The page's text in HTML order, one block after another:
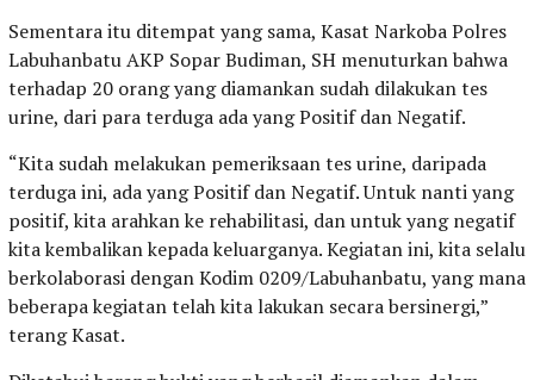
Sementara itu ditempat yang sama, Kasat Narkoba Polres
Labuhanbatu AKP Sopar Budiman, SH menuturkan bahwa
terhadap 20 orang yang diamankan sudah dilakukan tes
urine, dari para terduga ada yang Positif dan Negatif.
“Kita sudah melakukan pemeriksaan tes urine, daripada
terduga ini, ada yang Positif dan Negatif. Untuk nanti yang
positif, kita arahkan ke rehabilitasi, dan untuk yang negatif
kita kembalikan kepada keluarganya. Kegiatan ini, kita selalu
berkolaborasi dengan Kodim 0209/Labuhanbatu, yang mana
beberapa kegiatan telah kita lakukan secara bersinergi,”
terang Kasat.